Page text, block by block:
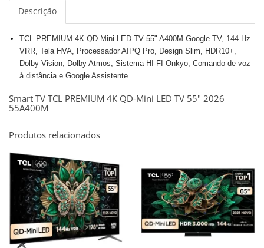
Descrição
TCL PREMIUM 4K QD-Mini LED TV 55" A400M Google TV, 144 Hz
VRR, Tela HVA, Processador AIPQ Pro, Design Slim, HDR10+,
Dolby Vision, Dolby Atmos, Sistema HI-FI Onkyo, Comando de voz
à distância e Google Assistente.
Smart TV TCL PREMIUM 4K QD-Mini LED TV 55" 2026
55A400M
Produtos relacionados